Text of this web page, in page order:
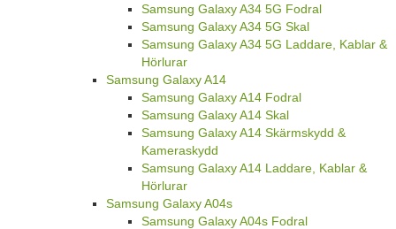
Samsung Galaxy A34 5G Fodral
Samsung Galaxy A34 5G Skal
Samsung Galaxy A34 5G Laddare, Kablar &
Hörlurar
Samsung Galaxy A14
Samsung Galaxy A14 Fodral
Samsung Galaxy A14 Skal
Samsung Galaxy A14 Skärmskydd &
Kameraskydd
Samsung Galaxy A14 Laddare, Kablar &
Hörlurar
Samsung Galaxy A04s
Samsung Galaxy A04s Fodral